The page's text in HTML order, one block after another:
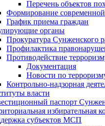
Перечень объектов
Формирование
График приема граждан
органы
Прокуратура Сунженского
Профилактика
Противодействие
Документация
Новости по
Контрольно-надзорная
власти
паспорт
избирательная
субъектов МСП